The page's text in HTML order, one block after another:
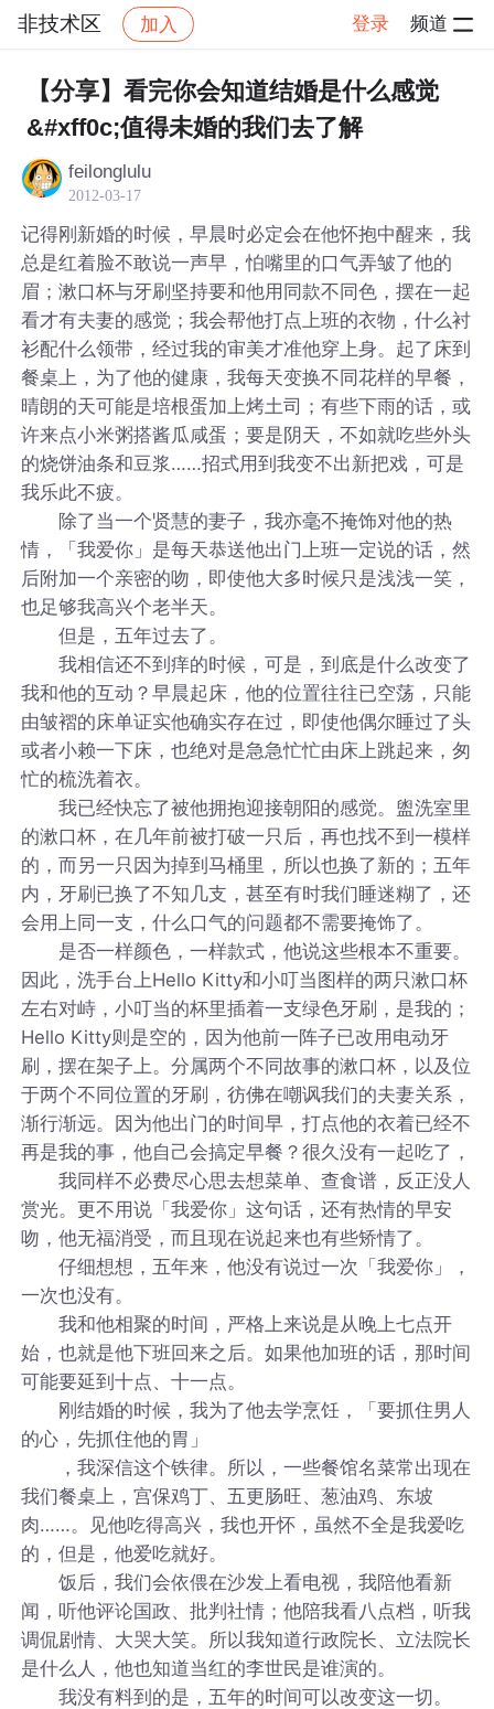
非技术区 加入 登录 频道
社区 非技术区 帖子详情
【分享】看完你会知道结婚是什么感觉
&#xff0c;值得未婚的我们去了解
feilonglulu
2012-03-17
记得刚新婚的时候，早晨时必定会在他怀抱中醒来，我
总是红着脸不敢说一声早，怕嘴里的口气弄皱了他的
眉；漱口杯与牙刷坚持要和他用同款不同色，摆在一起
看才有夫妻的感觉；我会帮他打点上班的衣物，什么衬
衫配什么领带，经过我的审美才准他穿上身。起了床到
餐桌上，为了他的健康，我每天变换不同花样的早餐，
晴朗的天可能是培根蛋加上烤土司；有些下雨的话，或
许来点小米粥搭酱瓜咸蛋；要是阴天，不如就吃些外头
的烧饼油条和豆浆……招式用到我变不出新把戏，可是
我乐此不疲。
除了当一个贤慧的妻子，我亦毫不掩饰对他的热
情，「我爱你」是每天恭送他出门上班一定说的话，然
后附加一个亲密的吻，即使他大多时候只是浅浅一笑，
也足够我高兴个老半天。
但是，五年过去了。
我相信还不到痒的时候，可是，到底是什么改变了
我和他的互动？早晨起床，他的位置往往已空荡，只能
由皱褶的床单证实他确实存在过，即使他偶尔睡过了头
或者小赖一下床，也绝对是急急忙忙由床上跳起来，匆
忙的梳洗着衣。
我已经快忘了被他拥抱迎接朝阳的感觉。盥洗室里
的漱口杯，在几年前被打破一只后，再也找不到一模样
的，而另一只因为掉到马桶里，所以也换了新的；五年
内，牙刷已换了不知几支，甚至有时我们睡迷糊了，还
会用上同一支，什么口气的问题都不需要掩饰了。
是否一样颜色，一样款式，他说这些根本不重要。
因此，洗手台上Hello Kitty和小叮当图样的两只漱口杯
左右对峙，小叮当的杯里插着一支绿色牙刷，是我的；
Hello Kitty则是空的，因为他前一阵子已改用电动牙
刷，摆在架子上。分属两个不同故事的漱口杯，以及位
于两个不同位置的牙刷，彷佛在嘲讽我们的夫妻关系，
渐行渐远。因为他出门的时间早，打点他的衣着已经不
再是我的事，他自己会搞定早餐？很久没有一起吃了，
我同样不必费尽心思去想菜单、查食谱，反正没人
赏光。更不用说「我爱你」这句话，还有热情的早安
吻，他无福消受，而且现在说起来也有些矫情了。
仔细想想，五年来，他没有说过一次「我爱你」，
一次也没有。
我和他相聚的时间，严格上来说是从晚上七点开
始，也就是他下班回来之后。如果他加班的话，那时间
可能要延到十点、十一点。
刚结婚的时候，我为了他去学烹饪，「要抓住男人
的心，先抓住他的胃」
，我深信这个铁律。所以，一些餐馆名菜常出现在
我们餐桌上，宫保鸡丁、五更肠旺、葱油鸡、东坡
肉……。见他吃得高兴，我也开怀，虽然不全是我爱吃
的，但是，他爱吃就好。
饭后，我们会依偎在沙发上看电视，我陪他看新
闻，听他评论国政、批判社情；他陪我看八点档，听我
调侃剧情、大哭大笑。所以我知道行政院长、立法院长
是什么人，他也知道当红的李世民是谁演的。
我没有料到的是，五年的时间可以改变这一切。